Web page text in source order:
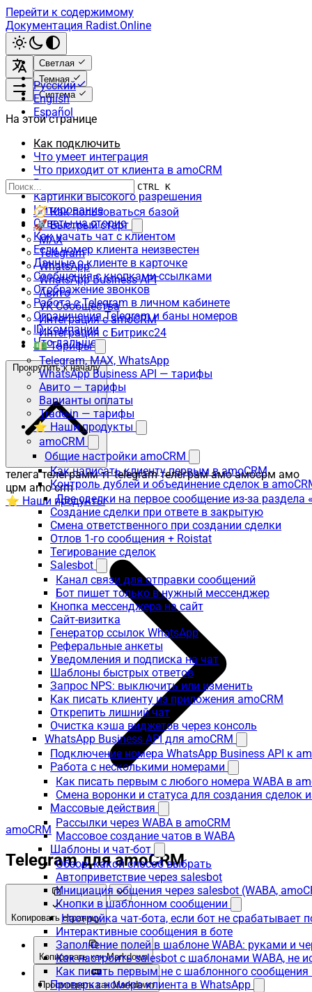
Перейти к содержимому
Документация Radist.Online
Светлая
Темная
Система
Русский
English
Español
CTRL K
🧭 Как пользоваться базой
🚀 Быстрый старт
MAX
Telegram
WhatsApp
WhatsApp Business API
Авито
VK Сообщества
Интеграция с amoCRM
Интеграция с Битрикс24
💵 Тарифы
Telegram, MAX, WhatsApp
WhatsApp Business API — тарифы
Авито — тарифы
Варианты оплаты
Trade-in — тарифы
⭐ Наши продукты
amoCRM
Общие настройки amoCRM
Как написать клиенту первым в amoCRM
Контроль дублей и объединение сделок в
Две сделки на первое сообщение из-за раздела
Создание сделки при ответе в закрытую
Смена ответственного при создании сделки
Отлов 1-го сообщения + Roistat
Тегирование сделок
Salesbot
Канал связи для отправки сообщений
Бот пишет только в нужный мессенджер
Кнопка мессенджера на сайт
Сайт-визитка
Генератор ссылок WhatsApp
Реферальные анкеты
Уведомления и подписка на чат
Шаблоны быстрых ответов
Запрос NPS: выключить или изменить
Как писать клиенту из приложения amoCRM
Открепить лишний чат
Очистка кэша виджетов через консоль
WhatsApp Business API для amoCRM
Подключение номера WhatsApp Business API к
Работа с несколькими номерами
Как писать первым с любого номера WABA в
Смена воронки и статуса для создания сделок
Массовые действия
Рассылки через WABA в amoCRM
Массовое создание чатов в WABA
Шаблоны и чат-бот
Обзор: какой способ выбрать
Автоприветствие через salesbot
Инициация общения через salesbot (WABA,
Кнопки в шаблонном сообщении
Настройка чат-бота, если бот не срабатывает
Интерактивные сообщения в боте
Заполнение полей в шаблоне WABA: руками и
Как настроить salesbot с шаблонами WABA, не
Как писать первым не с шаблонного сообщения
Проверка номера клиента в WhatsApp
На этой странице
Как подключить
Что умеет интеграция
Что приходит от клиента в amoCRM
Видеокружочки
Картинки высокого разрешения
Цитирование
Ответы на сторис
Как начать чат с клиентом
Если номер клиента неизвестен
Данные о клиенте в карточке
Сообщения с кнопками-ссылками
Отображение звонков
Работа с Telegram в личном кабинете
Ограничения Telegram и баны номеров
ID компании
Что дальше
Прокрутить к началу
телега телеграмм тг telegram телеграм амо амосрм амо
црм amo crm
⭐ Наши продукты
amoCRM
Telegram для amoCRM
Копировать страницу
Копировать как Markdown
Просмотреть как Markdown